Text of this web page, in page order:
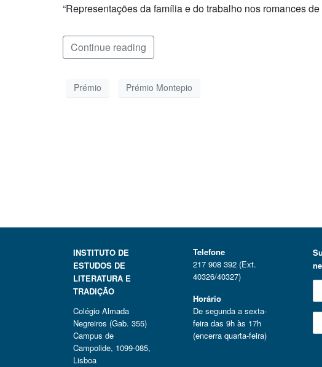
“Representações da família e do trabalho nos romances
Continue reading
Prémio Prémio Montepio
INSTITUTO DE
ESTUDOS DE
LITERATURA E
TRADIÇÃO
Colégio Almada
Negreiros (Gab. 355)
Campus de
Campolide, 1099-085,
Lisboa
Telefone
217 908 392 (Ext.
40326/40327)
Horário
De segunda a sexta-
feira das 9h às 17h
(encerra quarta-feira)